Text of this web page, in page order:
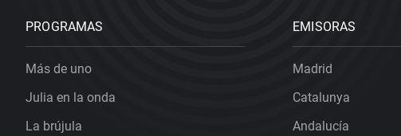
PROGRAMAS
Más de uno
Julia en la onda
La brújula
EMISORAS
Madrid
Catalunya
Andalucía